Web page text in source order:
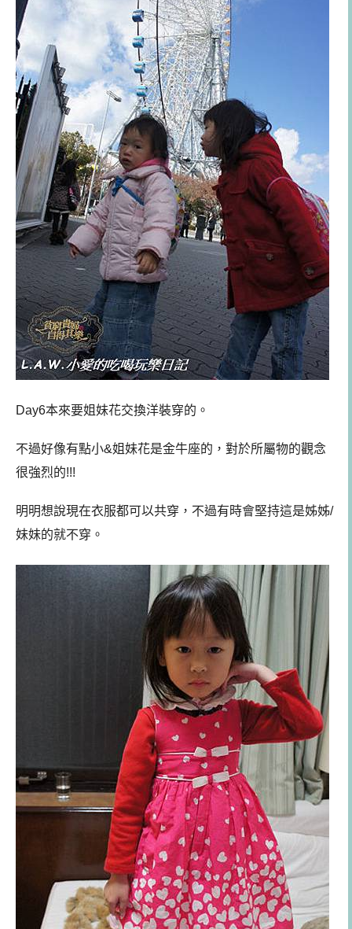
Day6本來要姐妹花交換洋裝穿的。
不過好像有點小&姐妹花是金牛座的，對於所屬物的觀念
很強烈的!!!
明明想說現在衣服都可以共穿，不過有時會堅持這是姊姊/
妹妹的就不穿。